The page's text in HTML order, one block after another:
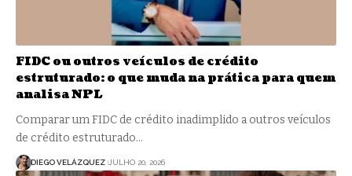
FIDC ou outros veículos de crédito
estruturado: o que muda na prática para quem
analisa NPL
Comparar um FIDC de crédito inadimplido a outros veículos
de crédito estruturado…
DIEGO VELÁZQUEZ JULHO 20, 2026